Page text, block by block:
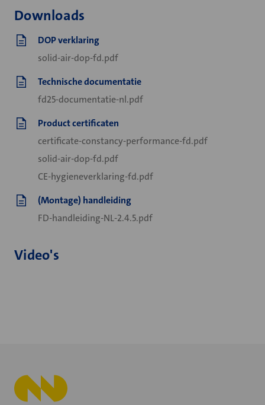
Downloads
DOP verklaring
solid-air-dop-fd.pdf
Technische documentatie
fd25-documentatie-nl.pdf
Product certificaten
certificate-constancy-performance-fd.pdf
solid-air-dop-fd.pdf
CE-hygieneverklaring-fd.pdf
(Montage) handleiding
FD-handleiding-NL-2.4.5.pdf
Video's